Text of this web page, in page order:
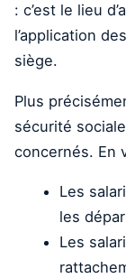
: c’est le lieu
l’application
siège.
Plus
sécurité
concernés. En
Les
les
Les